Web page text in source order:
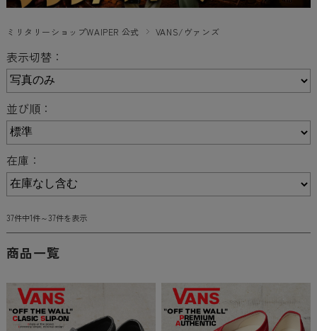
ミリタリーショップWAIPER 公式 VANS/ヴァンズ
表示切替：
並び順：
在庫：
37件中1件～37件を表示
商品一覧